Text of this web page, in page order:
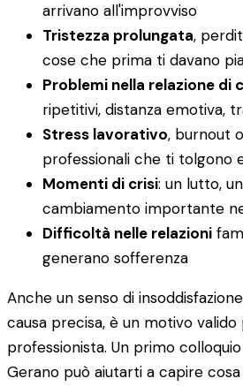
arrivano all'improvviso
Tristezza prolungata,
cose che prima ti davano
Problemi nella relazione di
ripetitivi, distanza emotiva,
Stress lavorativo, burnout
professionali che ti tolgono
Momenti di crisi: un lutto,
cambiamento importante
Difficoltà nelle relazioni
generano sofferenza
Anche un senso di
causa precisa, è un motivo
professionista. Un primo
Gerano può aiutarti a capire